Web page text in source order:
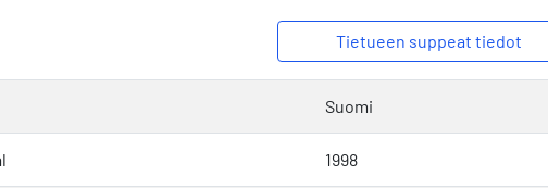
Tietueen suppeat tiedot
Suomi
1998